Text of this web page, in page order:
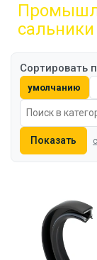
сальники
Сортировать
умолчанию
Показать